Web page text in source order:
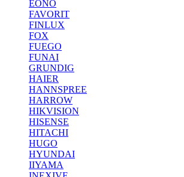
EONO
FAVORIT
FINLUX
FOX
FUEGO
FUNAI
GRUNDIG
HAIER
HANNSPREE
HARROW
HIKVISION
HISENSE
HITACHI
HUGO
HYUNDAI
IIYAMA